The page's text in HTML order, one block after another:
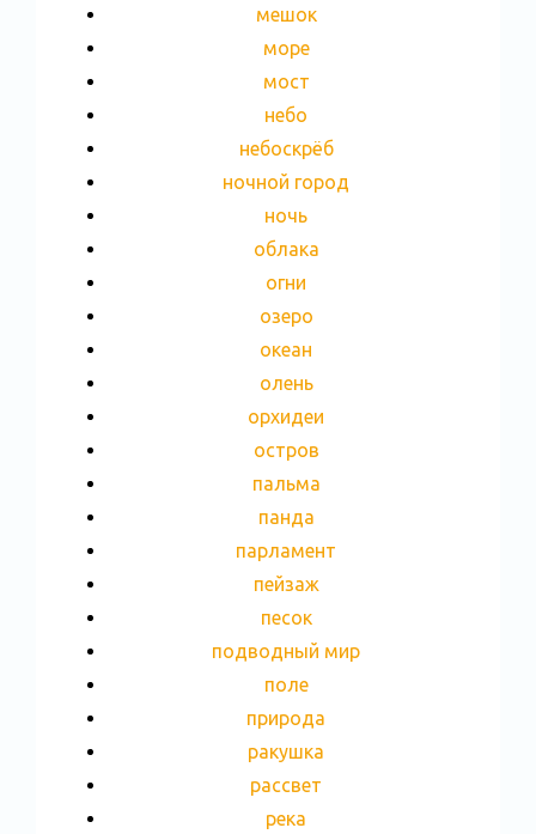
мешок
море
мост
небо
небоскрёб
ночной город
ночь
облака
огни
озеро
океан
олень
орхидеи
остров
пальма
панда
парламент
пейзаж
песок
подводный мир
поле
природа
ракушка
рассвет
река